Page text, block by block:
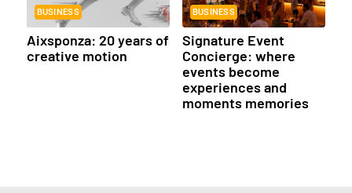
BUSINESS
Aixsponza: 20 years of
creative motion
BUSINESS
Signature Event
Concierge: where
events become
experiences and
moments memories